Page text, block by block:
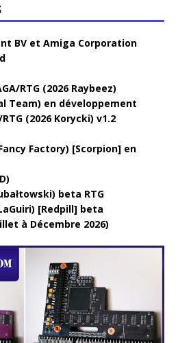
BV et Amiga Corporation
RTG (2026 Raybeez)
Team) en développement
(2026 Korycki) v1.2
Factory) [Scorpion] en
beta RTG
[Redpill] beta
à Décembre 2026)